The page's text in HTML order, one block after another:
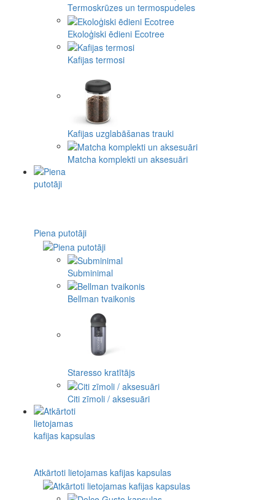
Termoskrūzes un termospudeles
Ekoloģiski ēdieni Ecotree
Kafijas termosi
Kafijas uzglabāšanas trauki
Matcha komplekti un aksesuāri
Piena putotāji
Subminimal
Bellman tvaikonis
Staresso kratītājs
Citi zīmoli / aksesuāri
Atkārtoti lietojamas kafijas kapsulas